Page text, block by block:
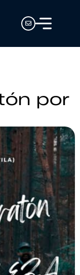
por